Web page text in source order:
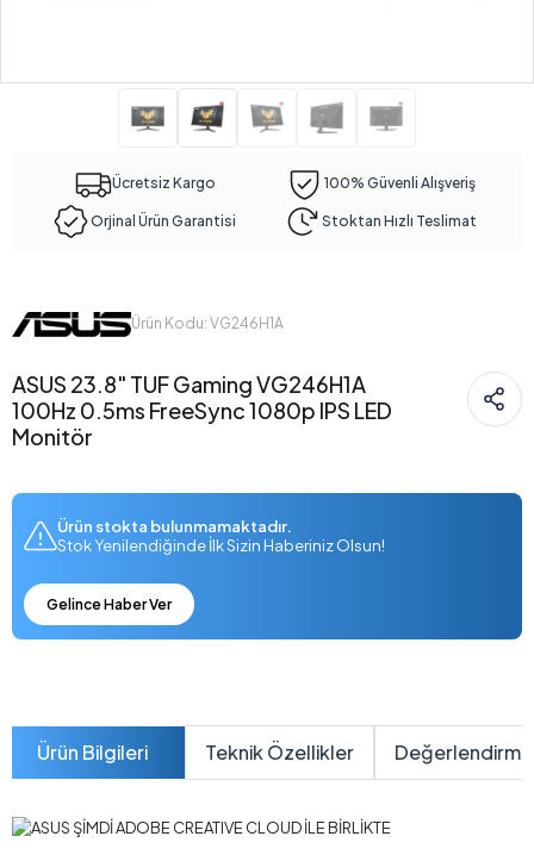
Ücretsiz Kargo 100% Güvenli Alışveriş
Orjinal Ürün Garantisi Stoktan Hızlı Teslimat
Ürün Kodu: VG246H1A
ASUS 23.8" TUF Gaming VG246H1A
100Hz 0.5ms FreeSync 1080p IPS LED
Monitör
Ürün stokta bulunmamaktadır.
Stok Yenilendiğinde İlk Sizin Haberiniz Olsun!
Gelince Haber Ver
Ürün Bilgileri Teknik Özellikler